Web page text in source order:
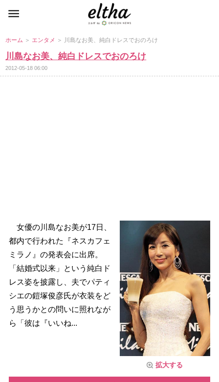
ホーム ＞ エンタメ ＞ 川島なお美、純白ドレスでおのろけ
川島なお美、純白ドレスでおのろけ
2012-05-18 06:00
拡大する
女優の川島なお美が17日、
都内で行われた『ネスカフェ
ミラノ』の発表会に出席。
「結婚式以来」という純白ド
レス姿を披露し、夫でパティ
シエの鎧塚俊彦氏が衣装をど
う思うかとの問いに照れなが
ら「彼は『いいね...